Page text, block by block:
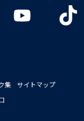
集
サイトマップ